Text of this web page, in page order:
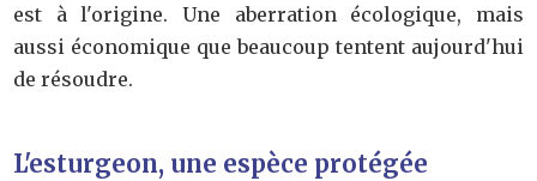
est à l'origine. Une aberration écologique, mais
aussi économique que beaucoup tentent aujourd'hui
de résoudre.
L'esturgeon, une espèce protégée